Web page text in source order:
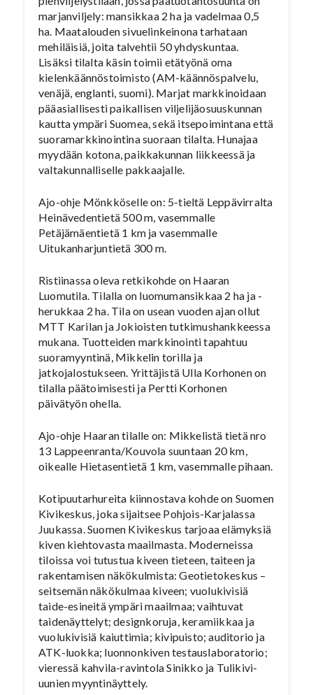
marjanviljely: mansikkaa 2 ha ja vadelmaa 0,5
ha. Maatalouden sivuelinkeinona tarhataan
mehiläisiä, joita talvehtii 50 yhdyskuntaa.
Lisäksi tilalta käsin toimii etätyönä oma
kielenkäännöstoimisto (AM-käännöspalvelu,
venäjä, englanti, suomi). Marjat markkinoidaan
pääasiallisesti paikallisen viljelijäosuuskunnan
kautta ympäri Suomea, sekä itsepoimintana että
suoramarkkinointina suoraan tilalta. Hunajaa
myydään kotona, paikkakunnan liikkeessä ja
valtakunnalliselle pakkaajalle.
Ajo-ohje Mönkköselle on: 5-tieltä Leppävirralta
Heinävedentietä 500 m, vasemmalle
Petäjämäentietä 1 km ja vasemmalle
Uitukanharjuntietä 300 m.
Ristiinassa oleva retkikohde on Haaran
Luomutila. Tilalla on luomumansikkaa 2 ha ja -
herukkaa 2 ha. Tila on usean vuoden ajan ollut
MTT Karilan ja Jokioisten tutkimushankkeessa
mukana. Tuotteiden markkinointi tapahtuu
suoramyyntinä, Mikkelin torilla ja
jatkojalostukseen. Yrittäjistä Ulla Korhonen on
tilalla päätoimisesti ja Pertti Korhonen
päivätyön ohella.
Ajo-ohje Haaran tilalle on: Mikkelistä tietä nro
13 Lappeenranta/Kouvola suuntaan 20 km,
oikealle Hietasentietä 1 km, vasemmalle pihaan.
Kotipuutarhureita kiinnostava kohde on Suomen
Kivikeskus, joka sijaitsee Pohjois-Karjalassa
Juukassa. Suomen Kivikeskus tarjoaa elämyksiä
kiven kiehtovasta maailmasta. Moderneissa
tiloissa voi tutustua kiveen tieteen, taiteen ja
rakentamisen näkökulmista: Geotietokeskus –
seitsemän näkökulmaa kiveen; vuolukivisiä
taide-esineitä ympäri maailmaa; vaihtuvat
taidenäyttelyt; designkoruja, keramiikkaa ja
vuolukivisiä kaiuttimia; kivipuisto; auditorio ja
ATK-luokka; luonnonkiven testauslaboratorio;
vieressä kahvila-ravintola Sinikko ja Tulikivi-
uunien myyntinäyttely.